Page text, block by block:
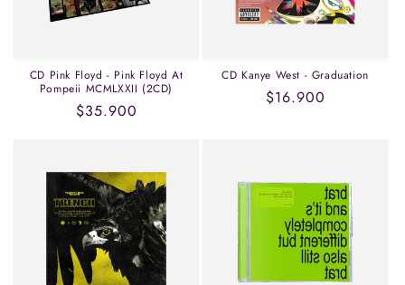
CD Pink Floyd - Pink Floyd At
Pompeii MCMLXXII (2CD)
Precio
$35.900
CD Kanye West - Graduation
Precio
$16.900